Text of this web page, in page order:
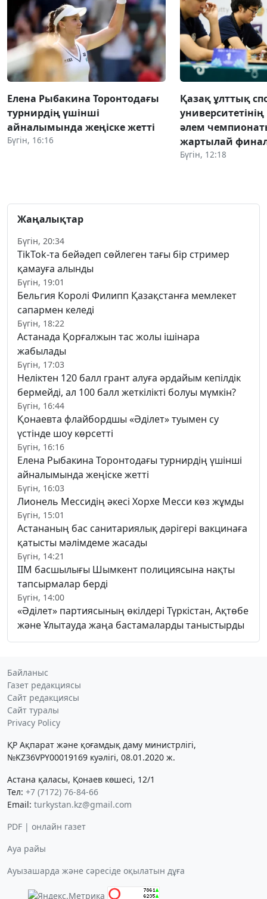
Елена Рыбакина Торонтодағы
турнирдің үшінші
айналымында жеңіске жетті
Бүгін, 16:16
Қазақ ұлттық
әлем
жартылай
Бүгін, 12:18
Жаңалықтар
Бүгін, 20:34
TikTok-та бейәдеп сөйлеген тағы бір стример
қамауға алынды
Бүгін, 19:01
Бельгия Королі Филипп Қазақстанға мемлекет
сапармен келеді
Бүгін, 18:22
Астанада Қорғалжын тас жолы ішінара
жабылады
Бүгін, 17:03
Неліктен 120 балл грант алуға әрдайым кепілдік
бермейді, ал 100 балл жеткілікті болуы мүмкін?
Бүгін, 16:44
Қонаевта флайбордшы «Әділет» туымен су
үстінде шоу көрсетті
Бүгін, 16:16
Елена Рыбакина Торонтодағы турнирдің үшінші
айналымында жеңіске жетті
Бүгін, 16:03
Лионель Мессидің әкесі Хорхе Месси көз жұмды
Бүгін, 15:01
Астананың бас санитариялық дәрігері вакцинаға
қатысты мәлімдеме жасады
Бүгін, 14:21
ІІМ басшылығы Шымкент полициясына нақты
тапсырмалар берді
Бүгін, 14:00
«Әділет» партиясының өкілдері Түркістан, Ақтөбе
және Ұлытауда жаңа бастамаларды таныстырды
Байланыс
Газет редакциясы
Сайт редакциясы
Сайт туралы
Privacy Policy
ҚР Ақпарат және қоғамдық даму министрлігі,
№KZ36VPY00019169 куәлігі, 08.01.2020 ж.
Астана қаласы, Қонаев көшесі, 12/1
Тел: +7 (7172) 76-84-66
Email: turkystan.kz@gmail.com
PDF | онлайн газет
Ауа райы
Ауызашарда және сәресіде оқылатын дұға